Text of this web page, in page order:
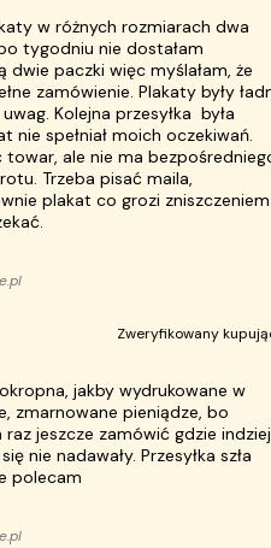
w różnych rozmiarach dwa
tygodniu nie dostałam
dwie paczki więc myślałam, że
zamówienie. Plakaty były
Kolejna przesyłka była
nie spełniał moich oczekiwań.
towar, ale nie ma
Trzeba pisać maila,
plakat co grozi zniszczeniem
Zweryfikowany
jakby wydrukowane w
zmarnowane pieniądze, bo
raz jeszcze zamówić gdzie indziej
nie nadawały. Przesyłka szła
polecam